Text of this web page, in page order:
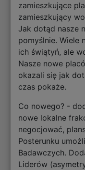
zamieszkujące
zamieszkujący
Jak dotąd nasze
pomyślnie. Wiele
ich świątyń, ale
Nasze nowe
okazali się jak
czas pokaże.
Co nowego? -
nowe lokalne
negocjować,
Posterunku
Badawczych.
Liderów